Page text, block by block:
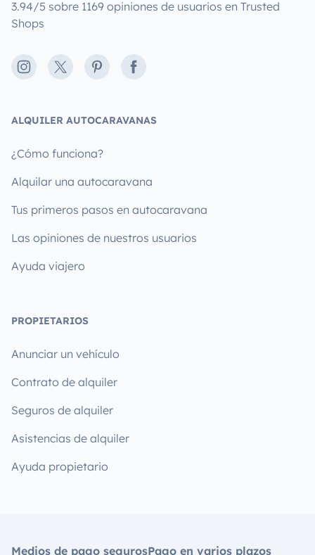
3.94/5 sobre 1169 opiniones de usuarios en Trusted
Shops
Instagram
X PinterestFacebook
ALQUILER AUTOCARAVANAS
¿Cómo funciona?
Alquilar una autocaravana
Tus primeros pasos en autocaravana
Las opiniones de nuestros usuarios
Ayuda viajero
PROPIETARIOS
Anunciar un vehículo
Contrato de alquiler
Seguros de alquiler
Asistencias de alquiler
Ayuda propietario
Medios de pago segurosPago en varios plazos